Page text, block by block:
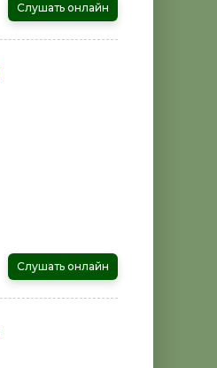
Слушать онлайн
Слушать онлайн